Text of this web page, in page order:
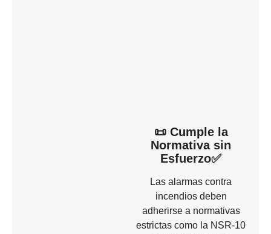
📜 Cumple la
Normativa sin
Esfuerzo✅
Las alarmas contra
incendios deben
adherirse a normativas
estrictas como la NSR-10